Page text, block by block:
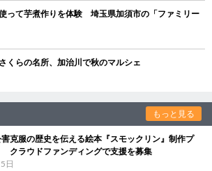
って芋煮作りを体験 埼玉県加須市の「ファミリー
くらの名所、加治川で秋のマルシェ
もっと見る
克服の歴史を伝える絵本『スモックリン』制作プ
クラウドファンディングで支援を募集
日